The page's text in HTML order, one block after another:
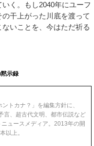
く。もし2040年にユーフ
干上がった川底を渡って
ないことを、今はただ祈る
示録
トカナ？」を編集方針に、
言、超古代文明、都市伝説など
ュースメディア。2013年の開
以上。